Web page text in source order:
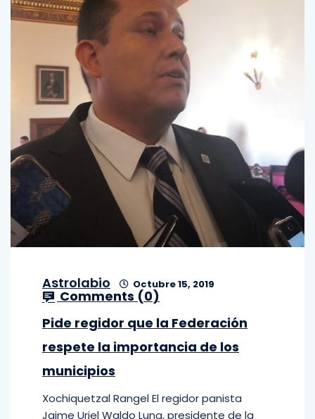
Astrolabio Octubre 15, 2019
Comments (0)
Pide regidor que la Federación
respete la importancia de los
municipios
Xochiquetzal Rangel El regidor panista
Jaime Uriel Waldo Luna, presidente de la